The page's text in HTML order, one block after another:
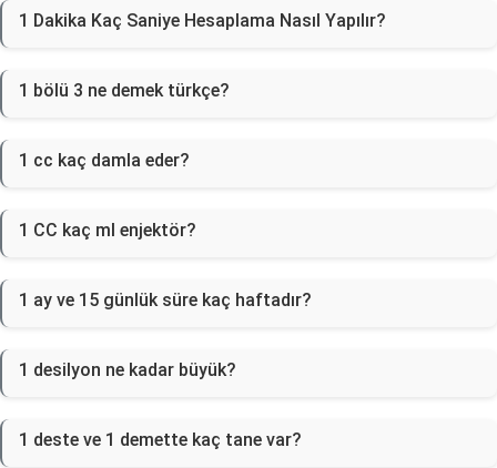
1 Dakika Kaç Saniye Hesaplama Nasıl Yapılır?
1 bölü 3 ne demek türkçe?
1 cc kaç damla eder?
1 CC kaç ml enjektör?
1 ay ve 15 günlük süre kaç haftadır?
1 desilyon ne kadar büyük?
1 deste ve 1 demette kaç tane var?